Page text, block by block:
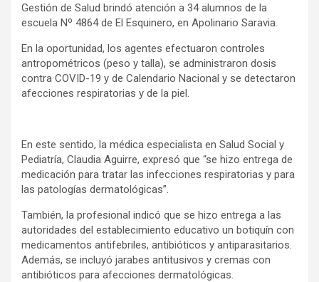
Gestión de Salud brindó atención a 34 alumnos de la
escuela Nº 4864 de El Esquinero, en Apolinario Saravia.
En la oportunidad, los agentes efectuaron controles
antropométricos (peso y talla), se administraron dosis
contra COVID-19 y de Calendario Nacional y se detectaron
afecciones respiratorias y de la piel.
En este sentido, la médica especialista en Salud Social y
Pediatría, Claudia Aguirre, expresó que “se hizo entrega de
medicación para tratar las infecciones respiratorias y para
las patologías dermatológicas”.
También, la profesional indicó que se hizo entrega a las
autoridades del establecimiento educativo un botiquín con
medicamentos antifebriles, antibióticos y antiparasitarios.
Además, se incluyó jarabes antitusivos y cremas con
antibióticos para afecciones dermatológicas.